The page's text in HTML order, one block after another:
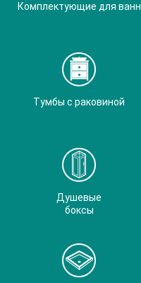
Комплектующие для ванн
Тумбы с раковиной
Душевые
боксы